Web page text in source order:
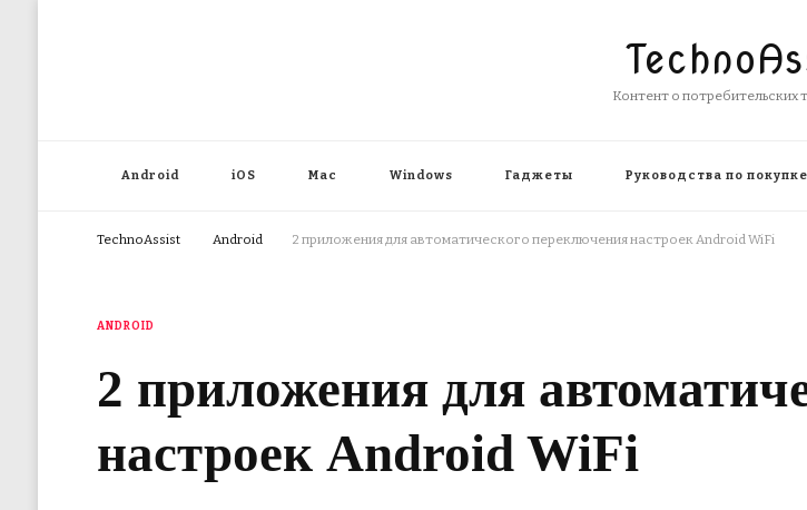
Контент о потребительских
Android iOS Mac Windows Гаджеты Руководства по покупке
TechnoAssist Android 2 приложения для автоматического переключения настроек Android WiFi
ANDROID
2 приложения для
настроек Android WiFi